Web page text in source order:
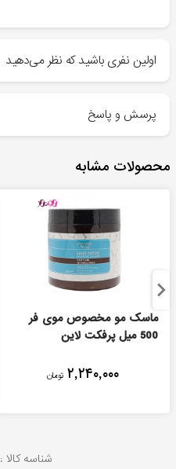
اولین نفری باشید که نظر می‌دهید
پرسش و پاسخ
محصولات مشابه
ماسک مو مخصوص موی فر
500 میل پرفکت لاین
۲,۲۴۰,۰۰۰ تومان
شناسه کالا :